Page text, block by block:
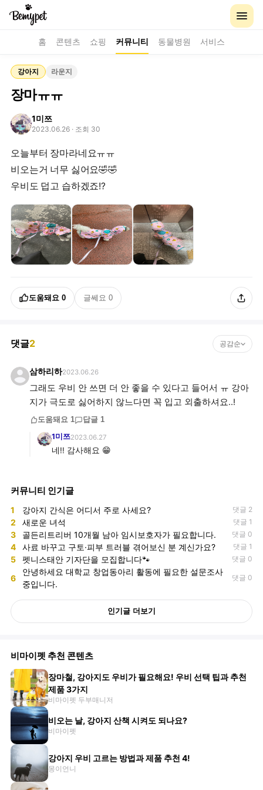
홈 콘텐츠 쇼핑 커뮤니티 동물병원 서비스
강아지 라운지
장마ㅠㅠ
1미쯔
2023.06.26 · 조회 30
오늘부터 장마라네요ㅠㅠ
비오는거 너무 싫어요🤣🤣
우비도 덥고 습하겠죠!?
도움돼요 0 글쎄요 0
댓글2 공감순
삼하리하2023.06.26
그래도 우비 안 쓰면 더 안 좋을 수 있다고 들어서 ㅠ 강아
지가 극도로 싫어하지 않느다면 꼭 입고 외출하셔요..!
도움돼요 1 답글 1
1미쯔2023.06.27
네!! 감사해요 😁
커뮤니티 인기글
1 강아지 간식은 어디서 주로 사세요? 댓글 2
2 새로운 녀석 댓글 1
3 골든리트리버 10개월 남아 임시보호자가 필요합니다. 댓글 0
4 사료 바꾸고 구토·피부 트러블 겪어보신 분 계신가요? 댓글 1
5 펫니스태안 기자단을 모집합니다🐾 댓글 0
6
안녕하세요 대학교 창업동아리 활동에 필요한 설문조사
중입니다.
댓글 0
인기글 더보기
비마이펫 추천 콘텐츠
장마철, 강아지도 우비가 필요해요! 우비 선택 팁과 추천
제품 3가지
비마이펫 두부매니저
비오는 날, 강아지 산책 시켜도 되나요?
비마이펫
강아지 우비 고르는 방법과 제품 추천 4!
몽이언니